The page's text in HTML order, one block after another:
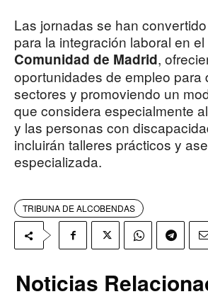
Las jornadas se han
para la integración laboral en
Comunidad de Madrid,
oportunidades de empleo para
sectores y promoviendo un
que considera especialmente
y las personas con
incluirán talleres prácticos y
especializada.
TRIBUNA DE ALCOBENDAS
Noticias